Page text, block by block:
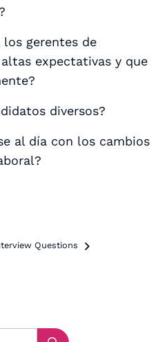
los gerentes de
expectativas y que
diversos?
al día con los cambios
Questions 